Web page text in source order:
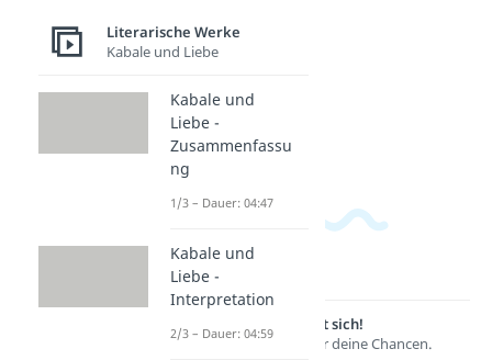
Lernen lohnt sich!
Entdecke hier deine Chancen.
Literarische Werke
Kabale und Liebe
Kabale und
Liebe -
Zusammenfassu
ng
1/3 – Dauer: 04:47
Kabale und
Liebe -
Interpretation
2/3 – Dauer: 04:59